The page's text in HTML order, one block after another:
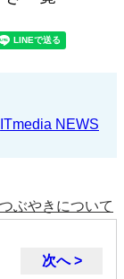
ITmedia NEWS
ぶやきについて
次へ >